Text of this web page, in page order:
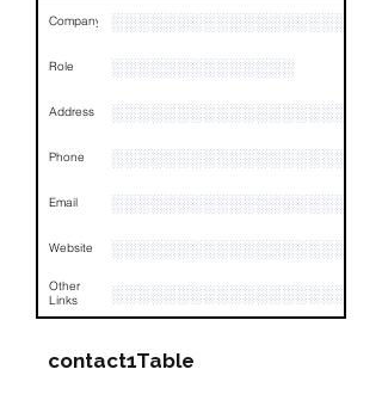
Links NA
Company
Role ░░░░░░░░░░░░░░
Address
Phone
Email ░░░░░░░░░░░░░░░░░░
Website ░░░░░░░░░░░░░░░░░░░░░
Other
Links
contact1Table